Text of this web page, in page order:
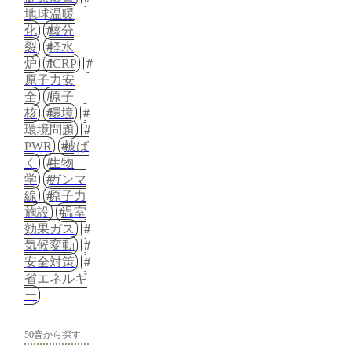
地球温暖
化
核分
裂
軽水
炉
ICRP
原子力安
全
原子
核
環境
環境問題
PWR
被ば
く
生物
学
ガンマ
線
原子力
施設
温室
効果ガス
気候変動
安全対策
省エネルギ
ー
50音から探す